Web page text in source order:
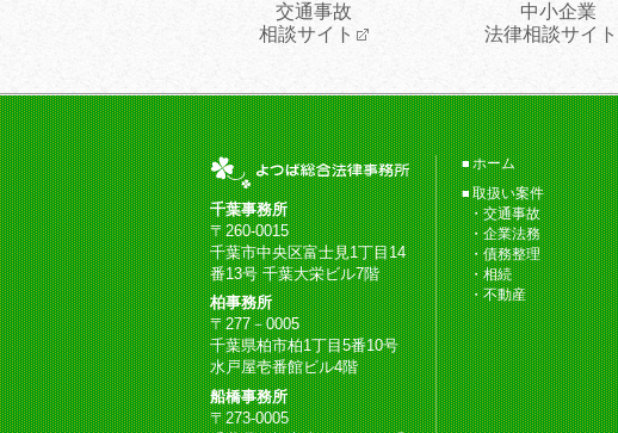
交通事故
相談サイト
中小企業
法律相談サイト
千葉事務所
〒260-0015
千葉市中央区富士見1丁目14
番13号 千葉大栄ビル7階
柏事務所
〒277－0005
千葉県柏市柏1丁目5番10号
水戸屋壱番館ビル4階
船橋事務所
〒273-0005
ホーム
取扱い案件
交通事故
企業法務
債務整理
相続
不動産